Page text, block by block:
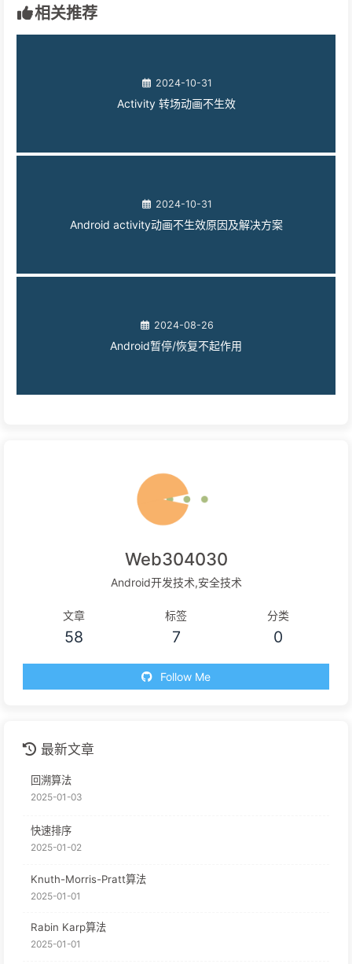
相关推荐
2024-10-31
Activity 转场动画不生效
2024-10-31
Android activity动画不生效原因及解决方案
2024-08-26
Android暂停/恢复不起作用
Web304030
Android开发技术,安全技术
文章
58
标签
7
分类
0
Follow Me
最新文章
回溯算法
2025-01-03
快速排序
2025-01-02
Knuth-Morris-Pratt算法
2025-01-01
Rabin Karp算法
2025-01-01